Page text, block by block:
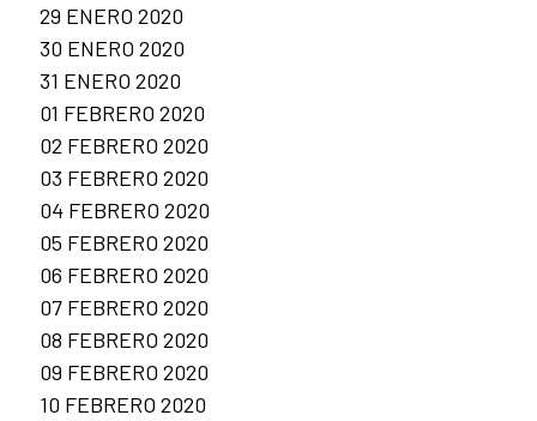
29 ENERO 2020
30 ENERO 2020
31 ENERO 2020
01 FEBRERO 2020
02 FEBRERO 2020
03 FEBRERO 2020
04 FEBRERO 2020
05 FEBRERO 2020
06 FEBRERO 2020
07 FEBRERO 2020
08 FEBRERO 2020
09 FEBRERO 2020
10 FEBRERO 2020